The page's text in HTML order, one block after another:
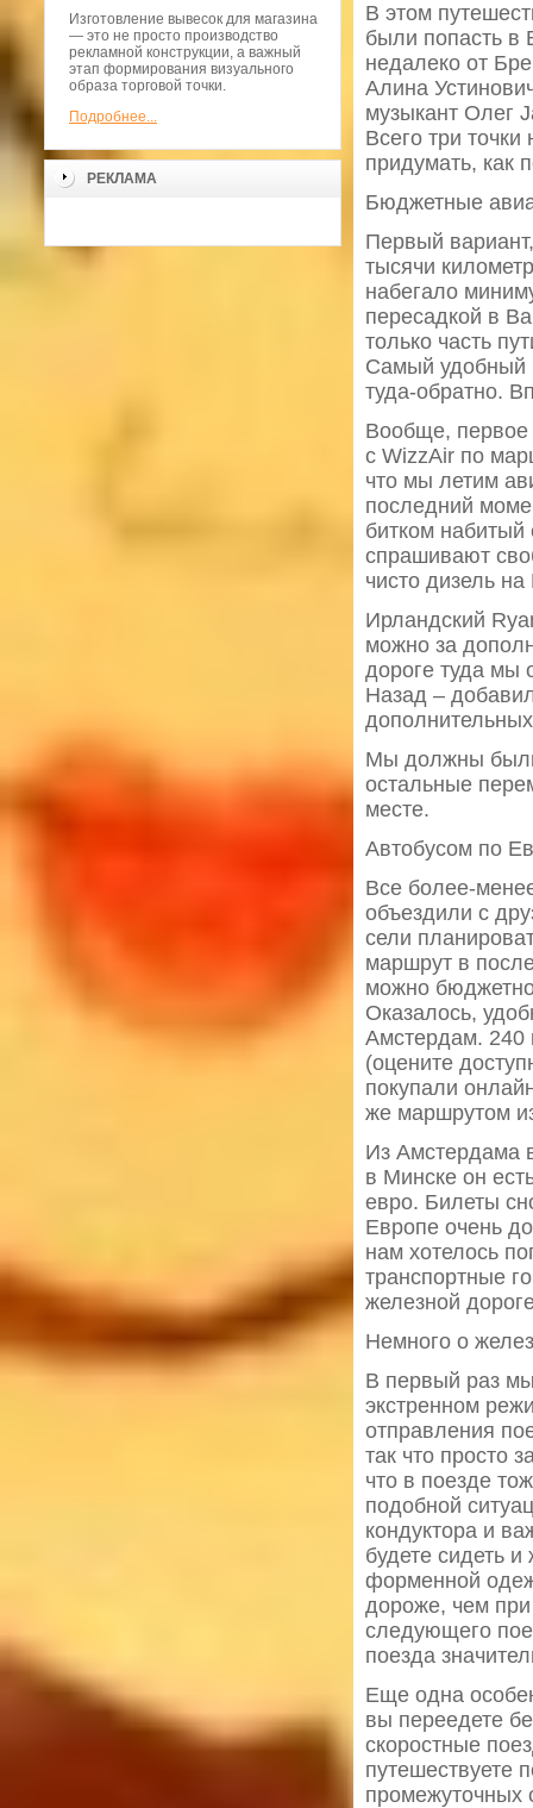
Изготовление вывесок для магазина
— это не просто производство
рекламной конструкции, а важный
этап формирования визуального
образа торговой точки.
Подробнее...
РЕКЛАМА
В этом
были попасть в
недалеко от
Алина
музыкант Олег
Всего три
придумать, как
Бюджетные
Первый
тысячи
набегало
пересадкой в
только часть
Самый удобный
туда-обратно.
Вообще, первое
с WizzAir по
что мы летим
последний
битком
спрашивают
чисто дизель на
Ирландский
можно за
дороге туда мы
Назад –
Мы должны были
остальные
месте.
Автобусом по
Все более-
объездили с
сели
маршрут в
можно
Оказалось,
Амстердам. 240
(оцените
покупали
же маршрутом
Из Амстердама
в Минске он
евро. Билеты
Европе очень
нам хотелось
транспортные
железной
Немного о
В первый раз мы
экстренном
отправления
так что просто
что в поезде
подобной
кондуктора и
будете сидеть
форменной
дороже, чем при
следующего
поезда
Еще одна
вы переедете
скоростные
путешествуете
промежуточных